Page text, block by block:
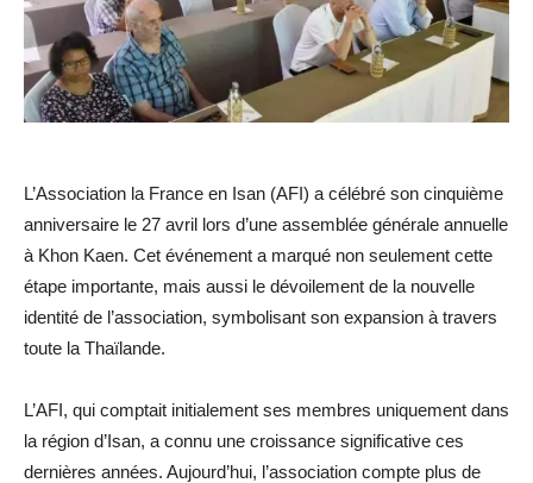
L’Association la France en Isan (AFI) a célébré son cinquième
anniversaire le 27 avril lors d’une assemblée générale annuelle
à Khon Kaen. Cet événement a marqué non seulement cette
étape importante, mais aussi le dévoilement de la nouvelle
identité de l’association, symbolisant son expansion à travers
toute la Thaïlande.
L’AFI, qui comptait initialement ses membres uniquement dans
la région d’Isan, a connu une croissance significative ces
dernières années. Aujourd’hui, l’association compte plus de